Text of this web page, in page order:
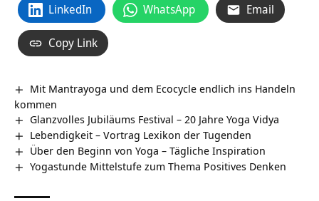
LinkedIn WhatsApp Email
Copy Link
Mit Mantrayoga und dem Ecocycle endlich ins Handeln
kommen
Glanzvolles Jubiläums Festival – 20 Jahre Yoga Vidya
Lebendigkeit – Vortrag Lexikon der Tugenden
Über den Beginn von Yoga – Tägliche Inspiration
Yogastunde Mittelstufe zum Thema Positives Denken